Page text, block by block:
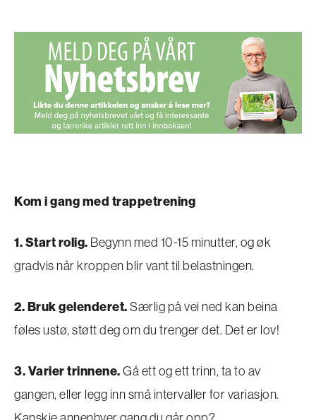
Kom i gang med trappetrening
1. Start rolig. Begynn med 10-15 minutter, og øk
gradvis når kroppen blir vant til belastningen.
2. Bruk gelenderet. Særlig på vei ned kan beina
føles ustø, støtt deg om du trenger det. Det er lov!
3. Varier trinnene. Gå ett og ett trinn, ta to av
gangen, eller legg inn små intervaller for variasjon.